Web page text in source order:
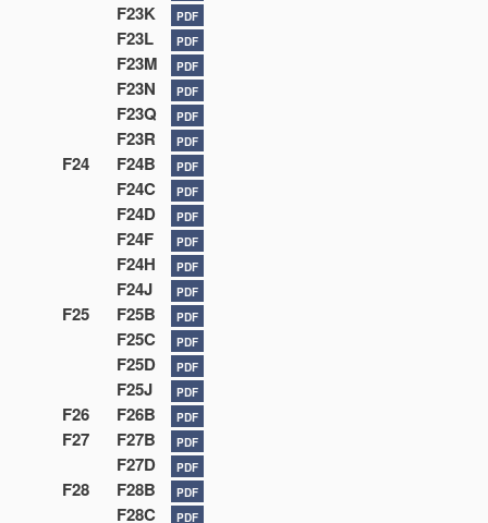
F23K PDF
F23L PDF
F23M PDF
F23N PDF
F23Q PDF
F23R PDF
F24 F24B PDF
F24C PDF
F24D PDF
F24F PDF
F24H PDF
F24J PDF
F25 F25B PDF
F25C PDF
F25D PDF
F25J PDF
F26 F26B PDF
F27 F27B PDF
F27D PDF
F28 F28B PDF
F28C PDF